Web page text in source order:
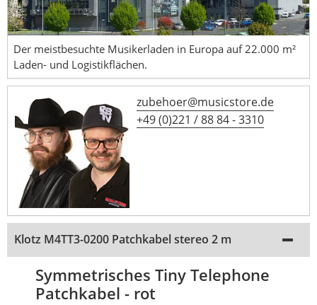
Der meistbesuchte Musikerladen in Europa auf 22.000 m²
Laden- und Logistikflächen.
zubehoer@musicstore.de
+49 (0)221 / 88 84 - 3310
Klotz M4TT3-0200 Patchkabel stereo 2 m
Symmetrisches Tiny Telephone
Patchkabel - rot